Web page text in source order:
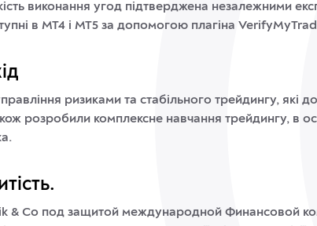
виконання угод підтверджена незалежними
в МТ4 і МТ5 за допомогою плагіна
ризиками та стабільного трейдингу, які
розробили комплексне навчання трейдингу, в
& Co под защитой международной Финансовой